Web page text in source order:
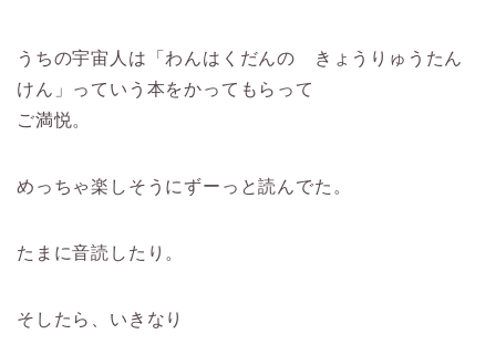
うちの宇宙人は「わんはくだんの きょうりゅうたん
けん」っていう本をかってもらって
ご満悦。
めっちゃ楽しそうにずーっと読んでた。
たまに音読したり。
そしたら、いきなり